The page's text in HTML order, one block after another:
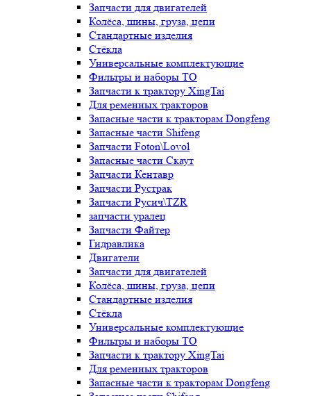
Запчасти для двигателей
Колёса, шины, груза, цепи
Стандартные изделия
Стёкла
Универсальные комплектующие
Фильтры и наборы ТО
Запчасти к трактору XingTai
Для ременных тракторов
Запасные части к тракторам Dongfeng
Запасные части Shifeng
Запчасти Foton\Lovol
Запасные части Скаут
Запчасти Кентавр
Запчасти Рустрак
Запчасти Русич\TZR
запчасти уралец
Запчасти Файтер
Гидравлика
Двигатели
Запчасти для двигателей
Колёса, шины, груза, цепи
Стандартные изделия
Стёкла
Универсальные комплектующие
Фильтры и наборы ТО
Запчасти к трактору XingTai
Для ременных тракторов
Запасные части к тракторам Dongfeng